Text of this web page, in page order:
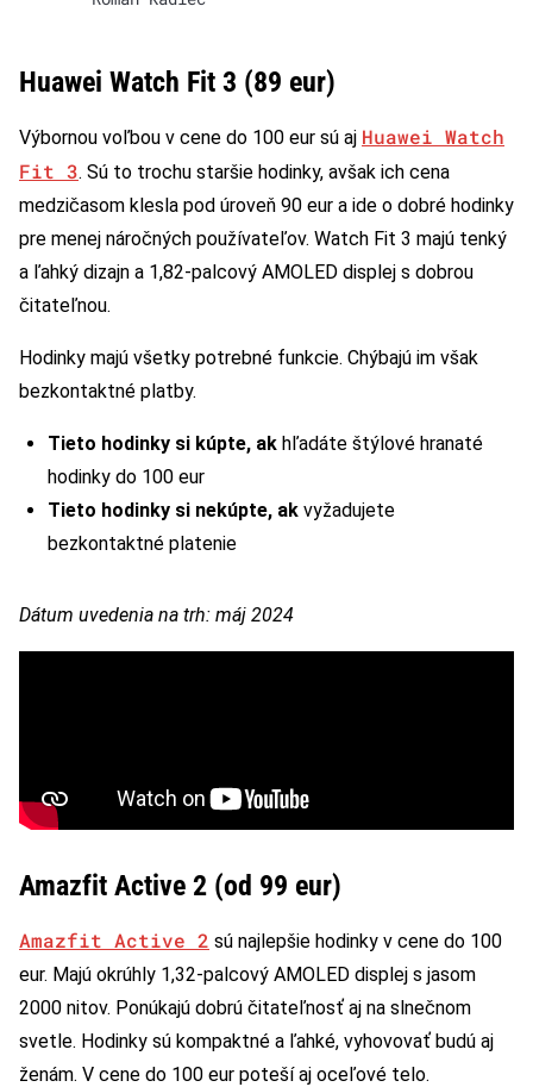
Huawei Watch Fit 3 (89 eur)
Výbornou voľbou v cene do 100 eur sú aj Huawei Watch
Fit 3. Sú to trochu staršie hodinky, avšak ich cena
medzičasom klesla pod úroveň 90 eur a ide o dobré hodinky
pre menej náročných používateľov. Watch Fit 3 majú tenký
a ľahký dizajn a 1,82-palcový AMOLED displej s dobrou
čitateľnou.
Hodinky majú všetky potrebné funkcie. Chýbajú im však
bezkontaktné platby.
Tieto hodinky si kúpte, ak hľadáte štýlové hranaté
hodinky do 100 eur
Tieto hodinky si nekúpte, ak vyžadujete
bezkontaktné platenie
Dátum uvedenia na trh: máj 2024
Amazfit Active 2 (od 99 eur)
Amazfit Active 2 sú najlepšie hodinky v cene do 100
eur. Majú okrúhly 1,32-palcový AMOLED displej s jasom
2000 nitov. Ponúkajú dobrú čitateľnosť aj na slnečnom
svetle. Hodinky sú kompaktné a ľahké, vyhovovať budú aj
ženám. V cene do 100 eur poteší aj oceľové telo.